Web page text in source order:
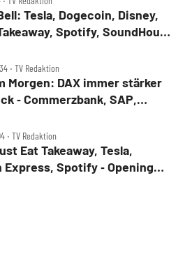
Tesla, Dogecoin, Disney,
Spotify, SoundHound
‧ TV Redaktion
Morgen: DAX immer stärker
‑ Commerzbank, SAP,
‧ TV Redaktion
Eat Takeaway, Tesla,
Spotify ‑ Opening